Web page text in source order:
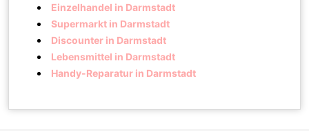
Einzelhandel in Darmstadt
Supermarkt in Darmstadt
Discounter in Darmstadt
Lebensmittel in Darmstadt
Handy-Reparatur in Darmstadt